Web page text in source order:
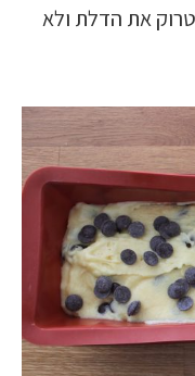
את הדלת ולא